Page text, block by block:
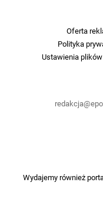
Oferta
Polityka
Ustawienia
Wydajemy również